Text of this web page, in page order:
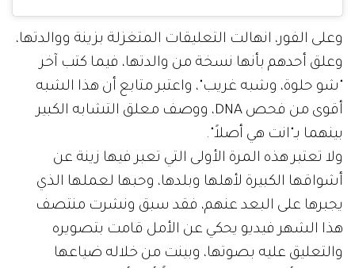
وعلى الفور، انهالت التعليقات المتغزلة بزينة ووالدتها،
وعلق أحدهم بأنها نسخة من والدتها، فيما كتب آخر
"شو حلوة، وشبه غريب"، واعتبر متابع أن هذا الشبه
أقوى من فحص DNA، ووصف معلق التشابه الكبير
بينهما بـ"انت هي أصلاً".
ولا تعتبر هذه المرة الأولى التي تعبر فيها زينة عن
أشواقها الكبيرة لأهلها وبلدها، وحبها لعملها الذي
يجبرها على البعد عنهم، فقد سبق ونشرت منتصف
هذا الشهر فيديو يحكي عن الأمل قامت بتصويره
والتعليق عليه بصوتها، وبينت من خلاله ضياعها